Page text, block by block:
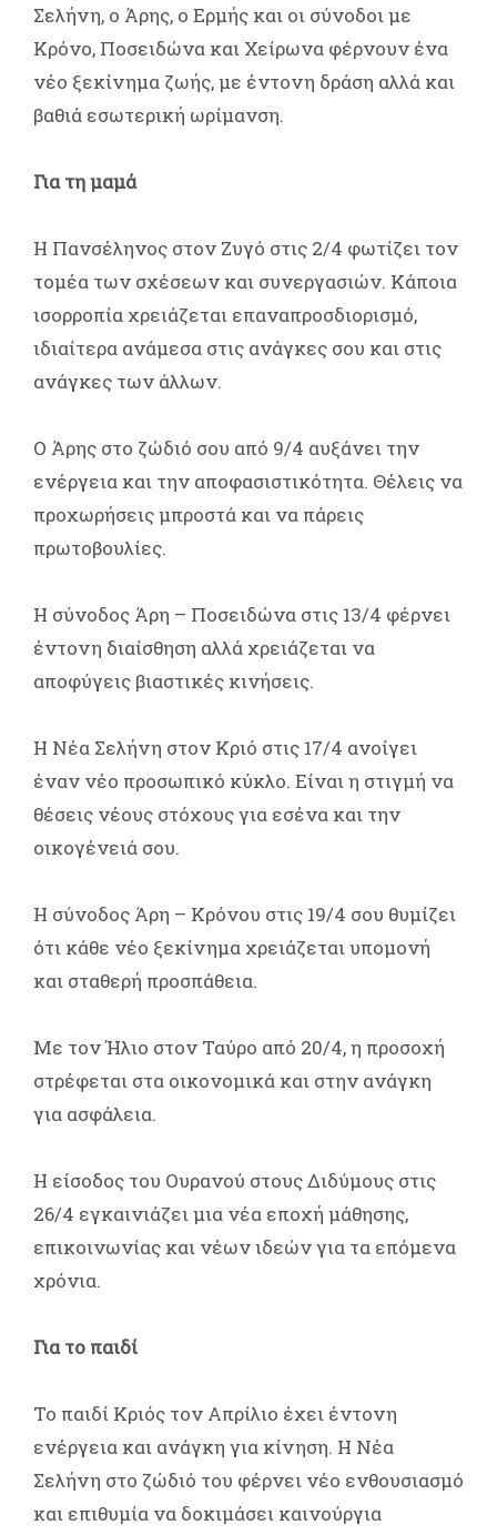
Σελήνη, ο Άρης, ο Ερμής και οι σύνοδοι με
Κρόνο, Ποσειδώνα και Χείρωνα φέρνουν ένα
νέο ξεκίνημα ζωής, με έντονη δράση αλλά και
βαθιά εσωτερική ωρίμανση.
Για τη μαμά
Η Πανσέληνος στον Ζυγό στις 2/4 φωτίζει τον
τομέα των σχέσεων και συνεργασιών. Κάποια
ισορροπία χρειάζεται επαναπροσδιορισμό,
ιδιαίτερα ανάμεσα στις ανάγκες σου και στις
ανάγκες των άλλων.
Ο Άρης στο ζώδιό σου από 9/4 αυξάνει την
ενέργεια και την αποφασιστικότητα. Θέλεις να
προχωρήσεις μπροστά και να πάρεις
πρωτοβουλίες.
Η σύνοδος Άρη – Ποσειδώνα στις 13/4 φέρνει
έντονη διαίσθηση αλλά χρειάζεται να
αποφύγεις βιαστικές κινήσεις.
Η Νέα Σελήνη στον Κριό στις 17/4 ανοίγει
έναν νέο προσωπικό κύκλο. Είναι η στιγμή να
θέσεις νέους στόχους για εσένα και την
οικογένειά σου.
Η σύνοδος Άρη – Κρόνου στις 19/4 σου θυμίζει
ότι κάθε νέο ξεκίνημα χρειάζεται υπομονή
και σταθερή προσπάθεια.
Με τον Ήλιο στον Ταύρο από 20/4, η προσοχή
στρέφεται στα οικονομικά και στην ανάγκη
για ασφάλεια.
Η είσοδος του Ουρανού στους Διδύμους στις
26/4 εγκαινιάζει μια νέα εποχή μάθησης,
επικοινωνίας και νέων ιδεών για τα επόμενα
χρόνια.
Για το παιδί
Το παιδί Κριός τον Απρίλιο έχει έντονη
ενέργεια και ανάγκη για κίνηση. Η Νέα
Σελήνη στο ζώδιό του φέρνει νέο ενθουσιασμό
και επιθυμία να δοκιμάσει καινούργια